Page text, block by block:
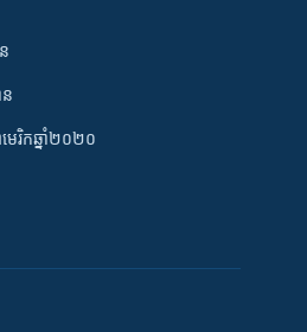
ន
មេរិកឆ្នាំ២០២០